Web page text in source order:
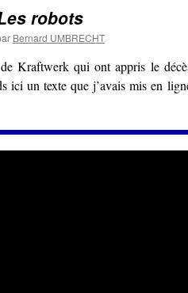
robots
Bernard UMBRECHT
Kraftwerk qui ont appris le
ici un texte que j’avais mis en